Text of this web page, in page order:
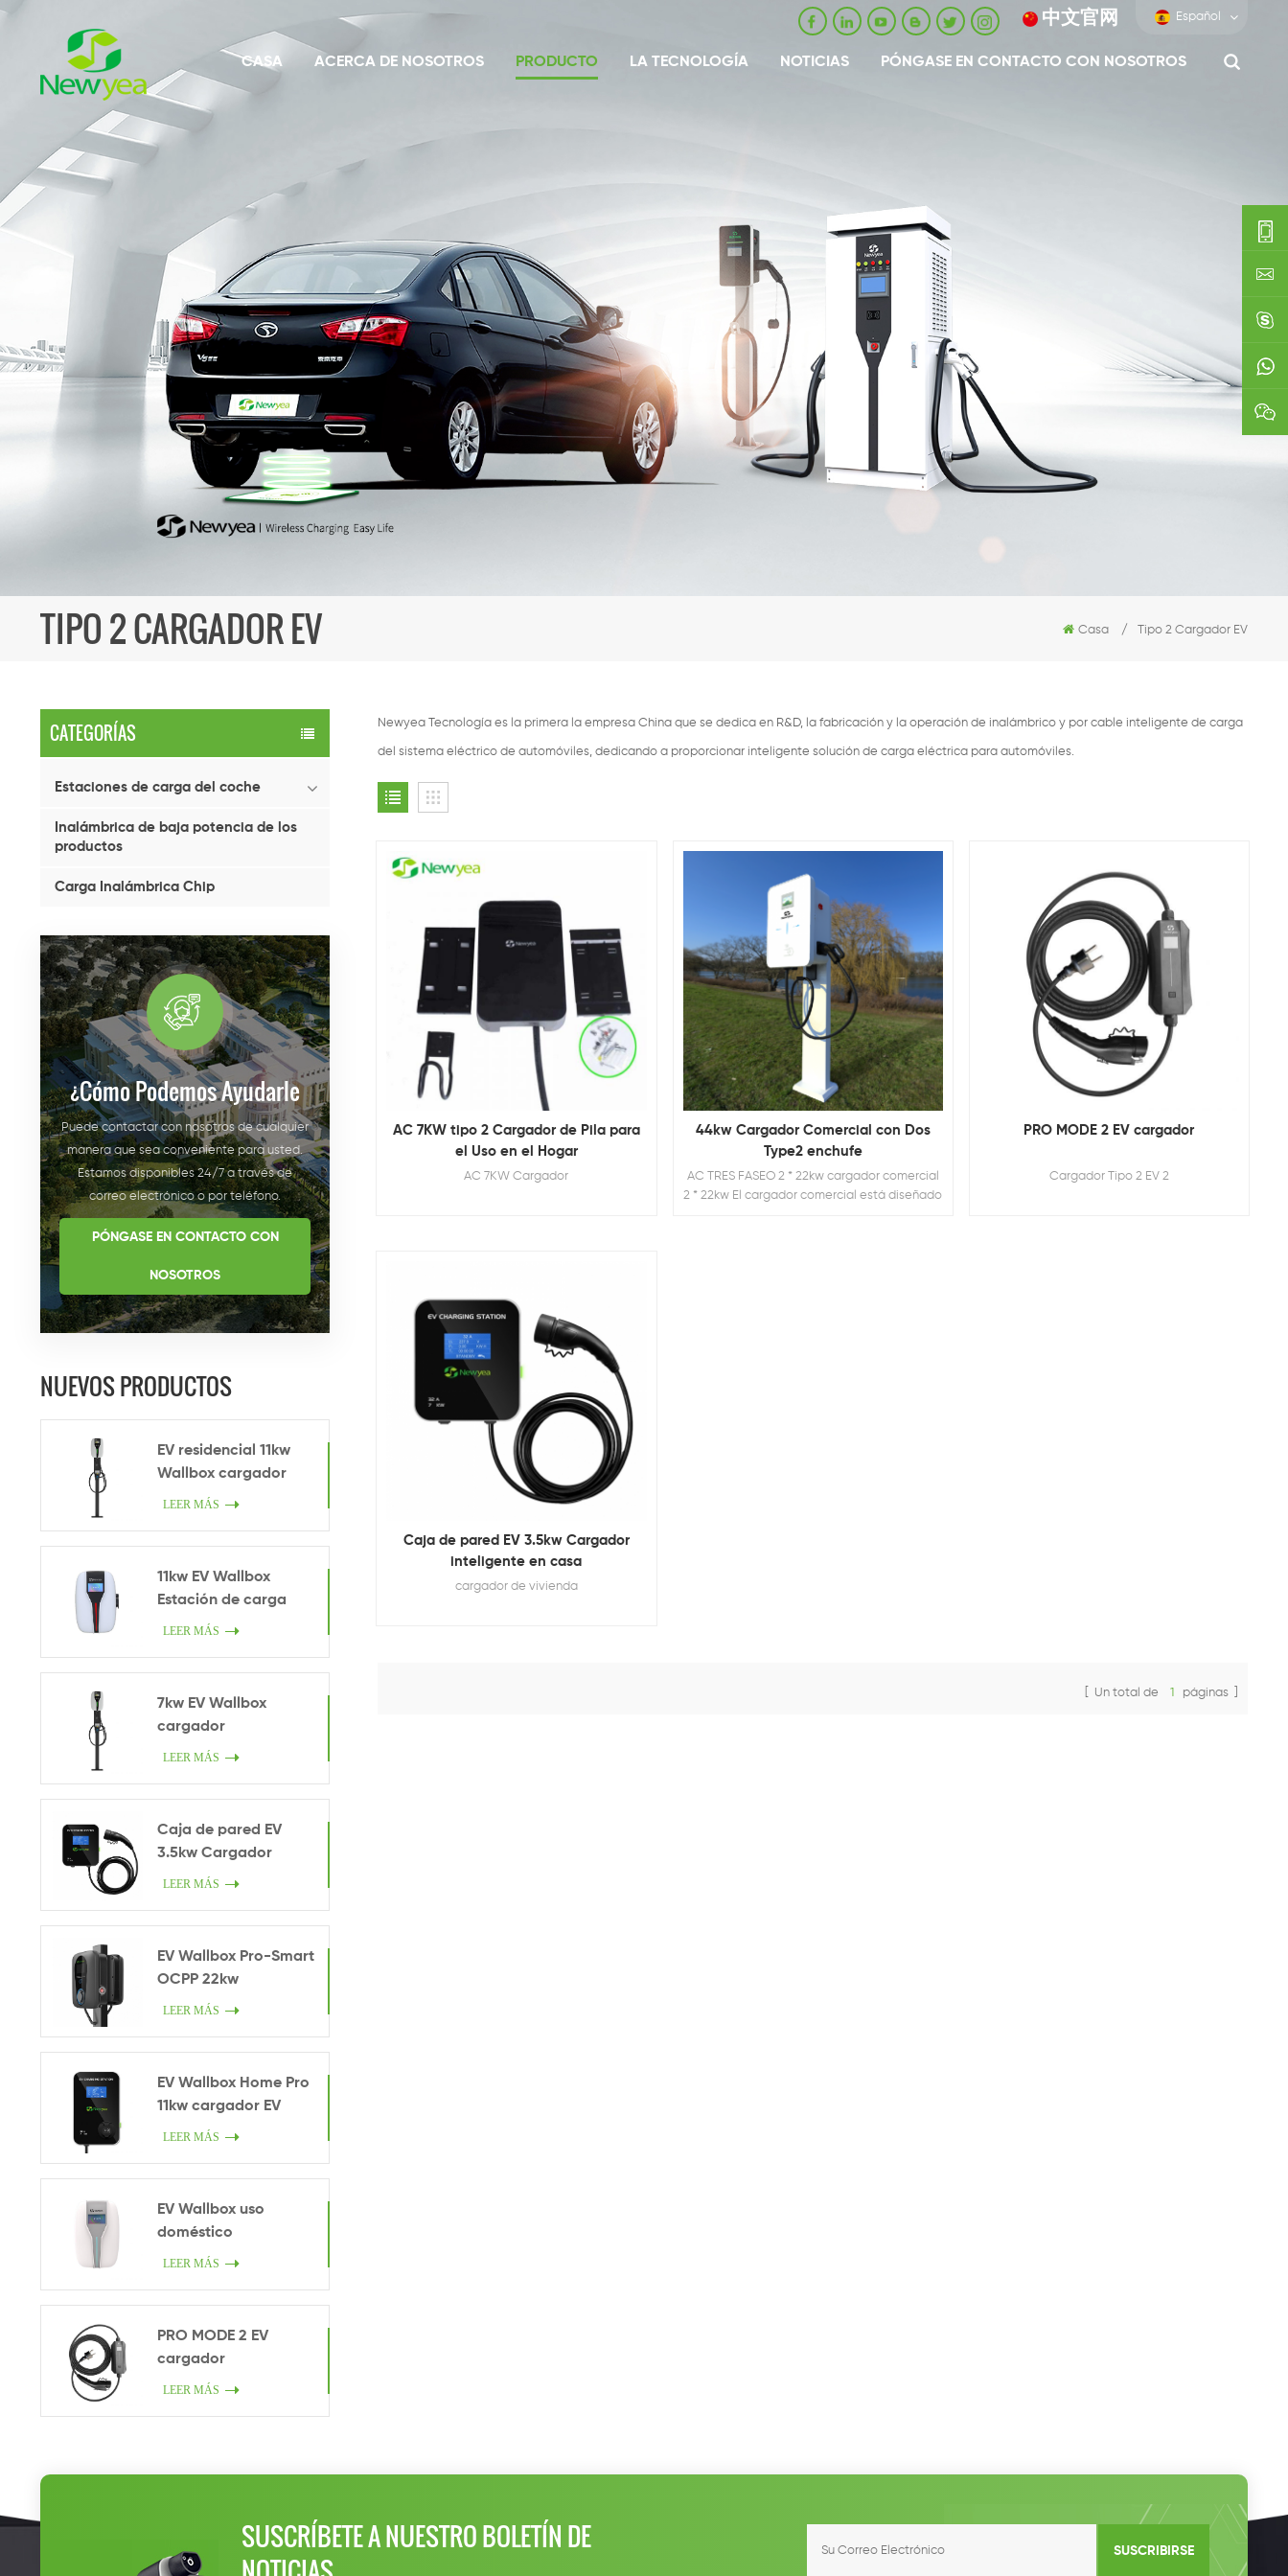
中文官网 Español
CASA ACERCA DE NOSOTROS PRODUCTO LA TECNOLOGÍA NOTICIAS PÓNGASE EN CONTACTO CON NOSOTROS
TIPO 2 CARGADOR EV Casa / Tipo 2 Cargador EV
CATEGORÍAS
Estaciones de carga del coche
Inalámbrica de baja potencia de los
productos
Carga Inalámbrica Chip
¿cómo Podemos Ayudarle
Puede contactar con nosotros de cualquier
manera que sea conveniente para usted.
Estamos disponibles 24/7 a través de
correo electrónico o por teléfono.
PÓNGASE EN CONTACTO CON
NOSOTROS
NUEVOS PRODUCTOS
EV residencial 11kw
Wallbox cargador
LEER MÁS
11kw EV Wallbox
Estación de carga
LEER MÁS
7kw EV Wallbox
cargador
LEER MÁS
Caja de pared EV
3.5kw Cargador
inteligente en casa
LEER MÁS
EV Wallbox Pro-Smart
OCPP 22kw
LEER MÁS
EV Wallbox Home Pro
11kw cargador EV
LEER MÁS
EV Wallbox uso
doméstico
LEER MÁS
PRO MODE 2 EV
cargador
LEER MÁS
Newyea Tecnología es la primera la empresa China que se dedica en R&D, la fabricación y la operación de inalámbrico y por cable inteligente de carga
del sistema eléctrico de automóviles, dedicando a proporcionar inteligente solución de carga eléctrica para automóviles.
AC 7KW tipo 2 Cargador de Pila para
el Uso en el Hogar
AC 7KW Cargador
44kw Cargador Comercial con Dos
Type2 enchufe
AC TRES FASEO 2 * 22kw cargador comercial
2 * 22kw El cargador comercial está diseñado
PRO MODE 2 EV cargador
Cargador Tipo 2 EV 2
Caja de pared EV 3.5kw Cargador
inteligente en casa
cargador de vivienda
[ Un total de 1 páginas ]
SUSCRÍBETE A NUESTRO BOLETÍN DE
SUSCRIBIRSE
0086-
0592-